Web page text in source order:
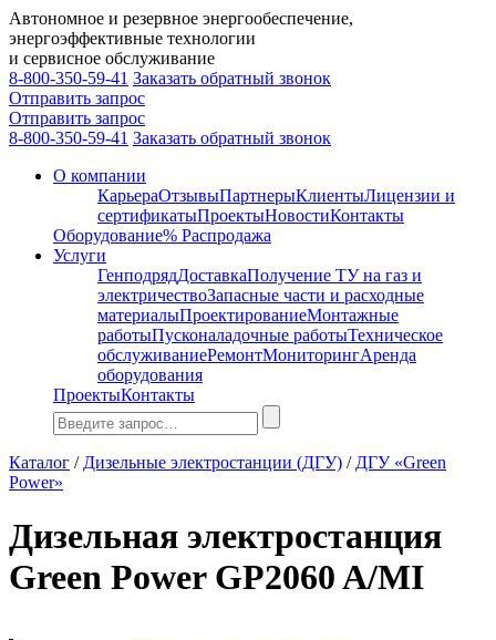
Автономное и резервное энергообеспечение,
энергоэффективные технологии
и сервисное обслуживание
8-800-350-59-41 Заказать обратный звонок
Отправить запрос
Отправить запрос
8-800-350-59-41 Заказать обратный звонок
О компании
КарьераОтзывыПартнерыКлиентыЛицензии и
сертификатыПроектыНовостиКонтакты
Оборудование% Распродажа
Услуги
ГенподрядДоставкаПолучение ТУ на газ и
электричествоЗапасные части и расходные
материалыПроектированиеМонтажные
работыПусконаладочные работыТехническое
обслуживаниеРемонтМониторингАренда
оборудования
ПроектыКонтакты
Каталог / Дизельные электростанции (ДГУ) / ДГУ «Green
Power»
Дизельная электростанция
Green Power GP2060 A/MI